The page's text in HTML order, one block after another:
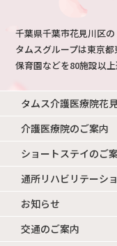
千葉県千葉市花見川区
タムスグループは東京
保育園などを80施設以上
タムス介護医療院花
介護医療院のご案内
ショートステイのご
通所リハビリテーシ
お知らせ
交通のご案内